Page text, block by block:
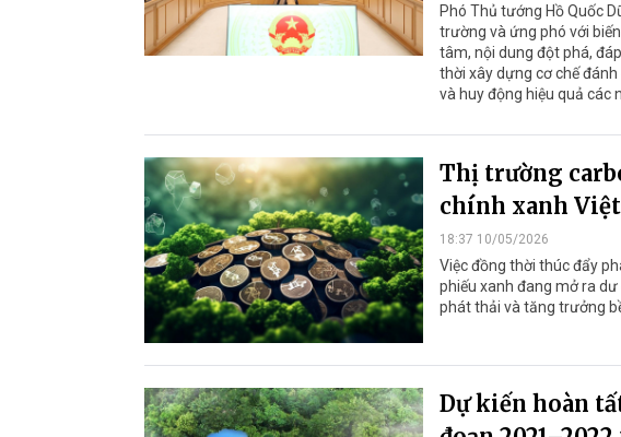
Phó Thủ tướng Hồ Quốc
trường và ứng phó với
tâm, nội dung đột phá,
thời xây dựng cơ chế
và huy động hiệu quả các
Thị trường
chính xanh
18:37 10/05/2026
Việc đồng thời thúc đẩy
phiếu xanh đang mở ra
phát thải và tăng trưởng
Dự kiến hoàn